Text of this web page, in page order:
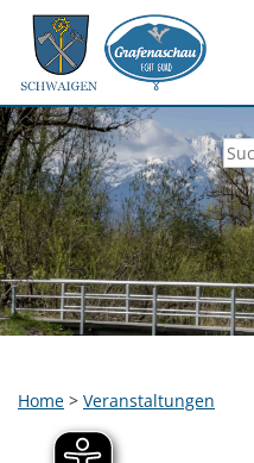
Home > Veranstaltungen